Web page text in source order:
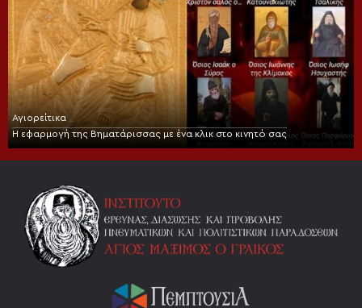
Αγιορείτικα
Η εφαρμογή της Βηματάρισσας με ένα κλικ στο κινητό σας